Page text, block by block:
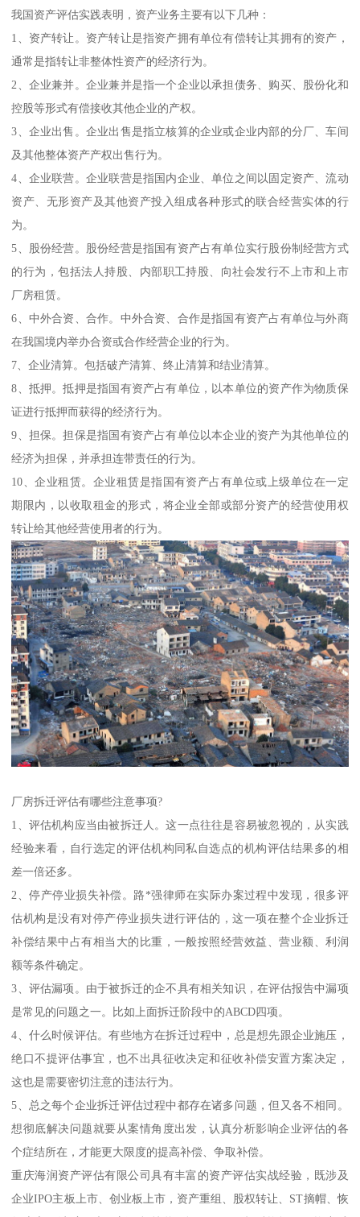
我国资产评估实践表明，资产业务主要有以下几种：
1、资产转让。资产转让是指资产拥有单位有偿转让其拥有的资产，
通常是指转让非整体性资产的经济行为。
2、企业兼并。企业兼并是指一个企业以承担债务、购买、股份化和
控股等形式有偿接收其他企业的产权。
3、企业出售。企业出售是指立核算的企业或企业内部的分厂、车间
及其他整体资产产权出售行为。
4、企业联营。企业联营是指国内企业、单位之间以固定资产、流动
资产、无形资产及其他资产投入组成各种形式的联合经营实体的行
为。
5、股份经营。股份经营是指国有资产占有单位实行股份制经营方式
的行为，包括法人持股、内部职工持股、向社会发行不上市和上市
厂房租赁。
6、中外合资、合作。中外合资、合作是指国有资产占有单位与外商
在我国境内举办合资或合作经营企业的行为。
7、企业清算。包括破产清算、终止清算和结业清算。
8、抵押。抵押是指国有资产占有单位，以本单位的资产作为物质保
证进行抵押而获得的经济行为。
9、担保。担保是指国有资产占有单位以本企业的资产为其他单位的
经济为担保，并承担连带责任的行为。
10、企业租赁。企业租赁是指国有资产占有单位或上级单位在一定
期限内，以收取租金的形式，将企业全部或部分资产的经营使用权
转让给其他经营使用者的行为。
厂房拆迁评估有哪些注意事项?
1、评估机构应当由被拆迁人。这一点往往是容易被忽视的，从实践
经验来看，自行选定的评估机构同私自选点的机构评估结果多的相
差一倍还多。
2、停产停业损失补偿。路*强律师在实际办案过程中发现，很多评
估机构是没有对停产停业损失进行评估的，这一项在整个企业拆迁
补偿结果中占有相当大的比重，一般按照经营效益、营业额、利润
额等条件确定。
3、评估漏项。由于被拆迁的企不具有相关知识，在评估报告中漏项
是常见的问题之一。比如上面拆迁阶段中的ABCD四项。
4、什么时候评估。有些地方在拆迁过程中，总是想先跟企业施压，
绝口不提评估事宜，也不出具征收决定和征收补偿安置方案决定，
这也是需要密切注意的违法行为。
5、总之每个企业拆迁评估过程中都存在诸多问题，但又各不相同。
想彻底解决问题就要从案情角度出发，认真分析影响企业评估的各
个症结所在，才能更大限度的提高补偿、争取补偿。
重庆海润资产评估有限公司具有丰富的资产评估实战经验，既涉及
企业IPO主板上市、创业板上市，资产重组、股权转让、ST摘帽、恢